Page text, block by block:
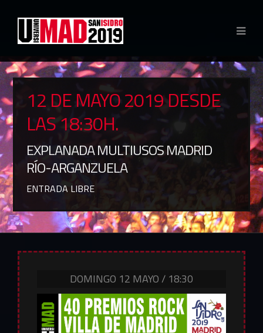
12 DE MAYO 2019 DESDE
LAS 18:30H.
EXPLANADA MULTIUSOS MADRID
RÍO-ARGANZUELA
ENTRADA LIBRE
DOMINGO 12 MAYO/ 18:30